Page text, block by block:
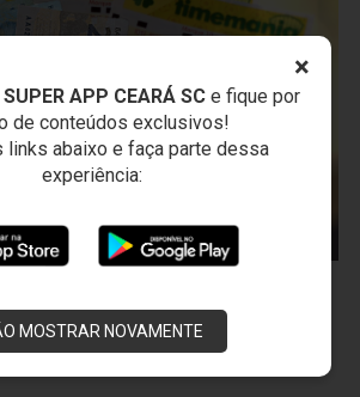
×
SUPER APP CEARÁ SCe fique por
de conteúdos exclusivos!
links abaixo e faça parte dessa
experiência:
MOSTRAR NOVAMENTE
de número 1860 terá premiação